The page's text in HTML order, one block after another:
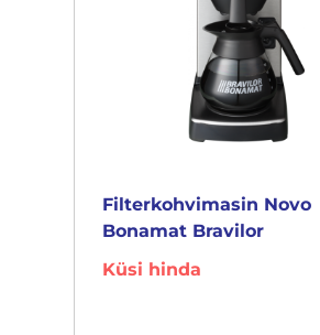
Filterkohvimasin Novo
Bonamat Bravilor
Küsi hinda